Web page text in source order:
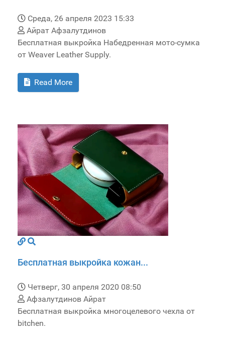
Среда, 26 апреля 2023 15:33
Айрат Афзалутдинов
Бесплатная выкройка Набедренная мото-сумка
от Weaver Leather Supply.
Read More
Бесплатная выкройка кожан...
Четверг, 30 апреля 2020 08:50
Афзалутдинов Айрат
Бесплатная выкройка многоцелевого чехла от
bitchen.